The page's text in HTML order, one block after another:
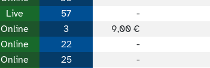
Live 57 -
Online 3 9,00 €
Online 22 -
Online 25 -